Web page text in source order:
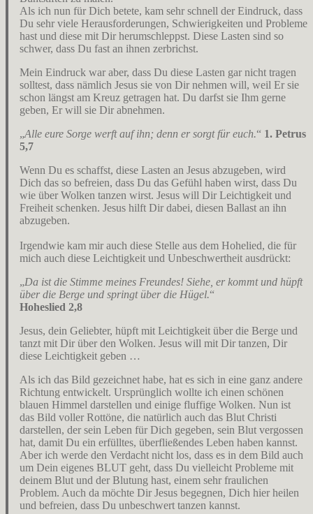
Als ich nun für Dich betete, kam sehr schnell der Eindruck, dass
Du sehr viele Herausforderungen, Schwierigkeiten und Probleme
hast und diese mit Dir herumschleppst. Diese Lasten sind so
schwer, dass Du fast an ihnen zerbrichst.
Mein Eindruck war aber, dass Du diese Lasten gar nicht tragen
solltest, dass nämlich Jesus sie von Dir nehmen will, weil Er sie
schon längst am Kreuz getragen hat. Du darfst sie Ihm gerne
geben, Er will sie Dir abnehmen.
„Alle eure Sorge werft auf ihn; denn er sorgt für euch.“ 1. Petrus
5,7
Wenn Du es schaffst, diese Lasten an Jesus abzugeben, wird
Dich das so befreien, dass Du das Gefühl haben wirst, dass Du
wie über Wolken tanzen wirst. Jesus will Dir Leichtigkeit und
Freiheit schenken. Jesus hilft Dir dabei, diesen Ballast an ihn
abzugeben.
Irgendwie kam mir auch diese Stelle aus dem Hohelied, die für
mich auch diese Leichtigkeit und Unbeschwertheit ausdrückt:
„Da ist die Stimme meines Freundes! Siehe, er kommt und hüpft
über die Berge und springt über die Hügel.“
Hoheslied 2,8
Jesus, dein Geliebter, hüpft mit Leichtigkeit über die Berge und
tanzt mit Dir über den Wolken. Jesus will mit Dir tanzen, Dir
diese Leichtigkeit geben …
Als ich das Bild gezeichnet habe, hat es sich in eine ganz andere
Richtung entwickelt. Ursprünglich wollte ich einen schönen
blauen Himmel darstellen und einige fluffige Wolken. Nun ist
das Bild voller Rottöne, die natürlich auch das Blut Christi
darstellen, der sein Leben für Dich gegeben, sein Blut vergossen
hat, damit Du ein erfülltes, überfließendes Leben haben kannst.
Aber ich werde den Verdacht nicht los, dass es in dem Bild auch
um Dein eigenes BLUT geht, dass Du vielleicht Probleme mit
deinem Blut und der Blutung hast, einem sehr fraulichen
Problem. Auch da möchte Dir Jesus begegnen, Dich hier heilen
und befreien, dass Du unbeschwert tanzen kannst.